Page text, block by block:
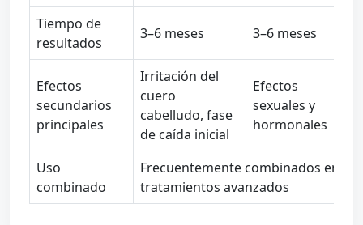
Tiempo de
resultados
3–6 meses 3–6 meses
Efectos
secundarios
principales
Irritación del
cuero
cabelludo, fase
de caída inicial
Efectos
sexuales y
hormonales
Uso
combinado
Frecuentemente combinados en
tratamientos avanzados